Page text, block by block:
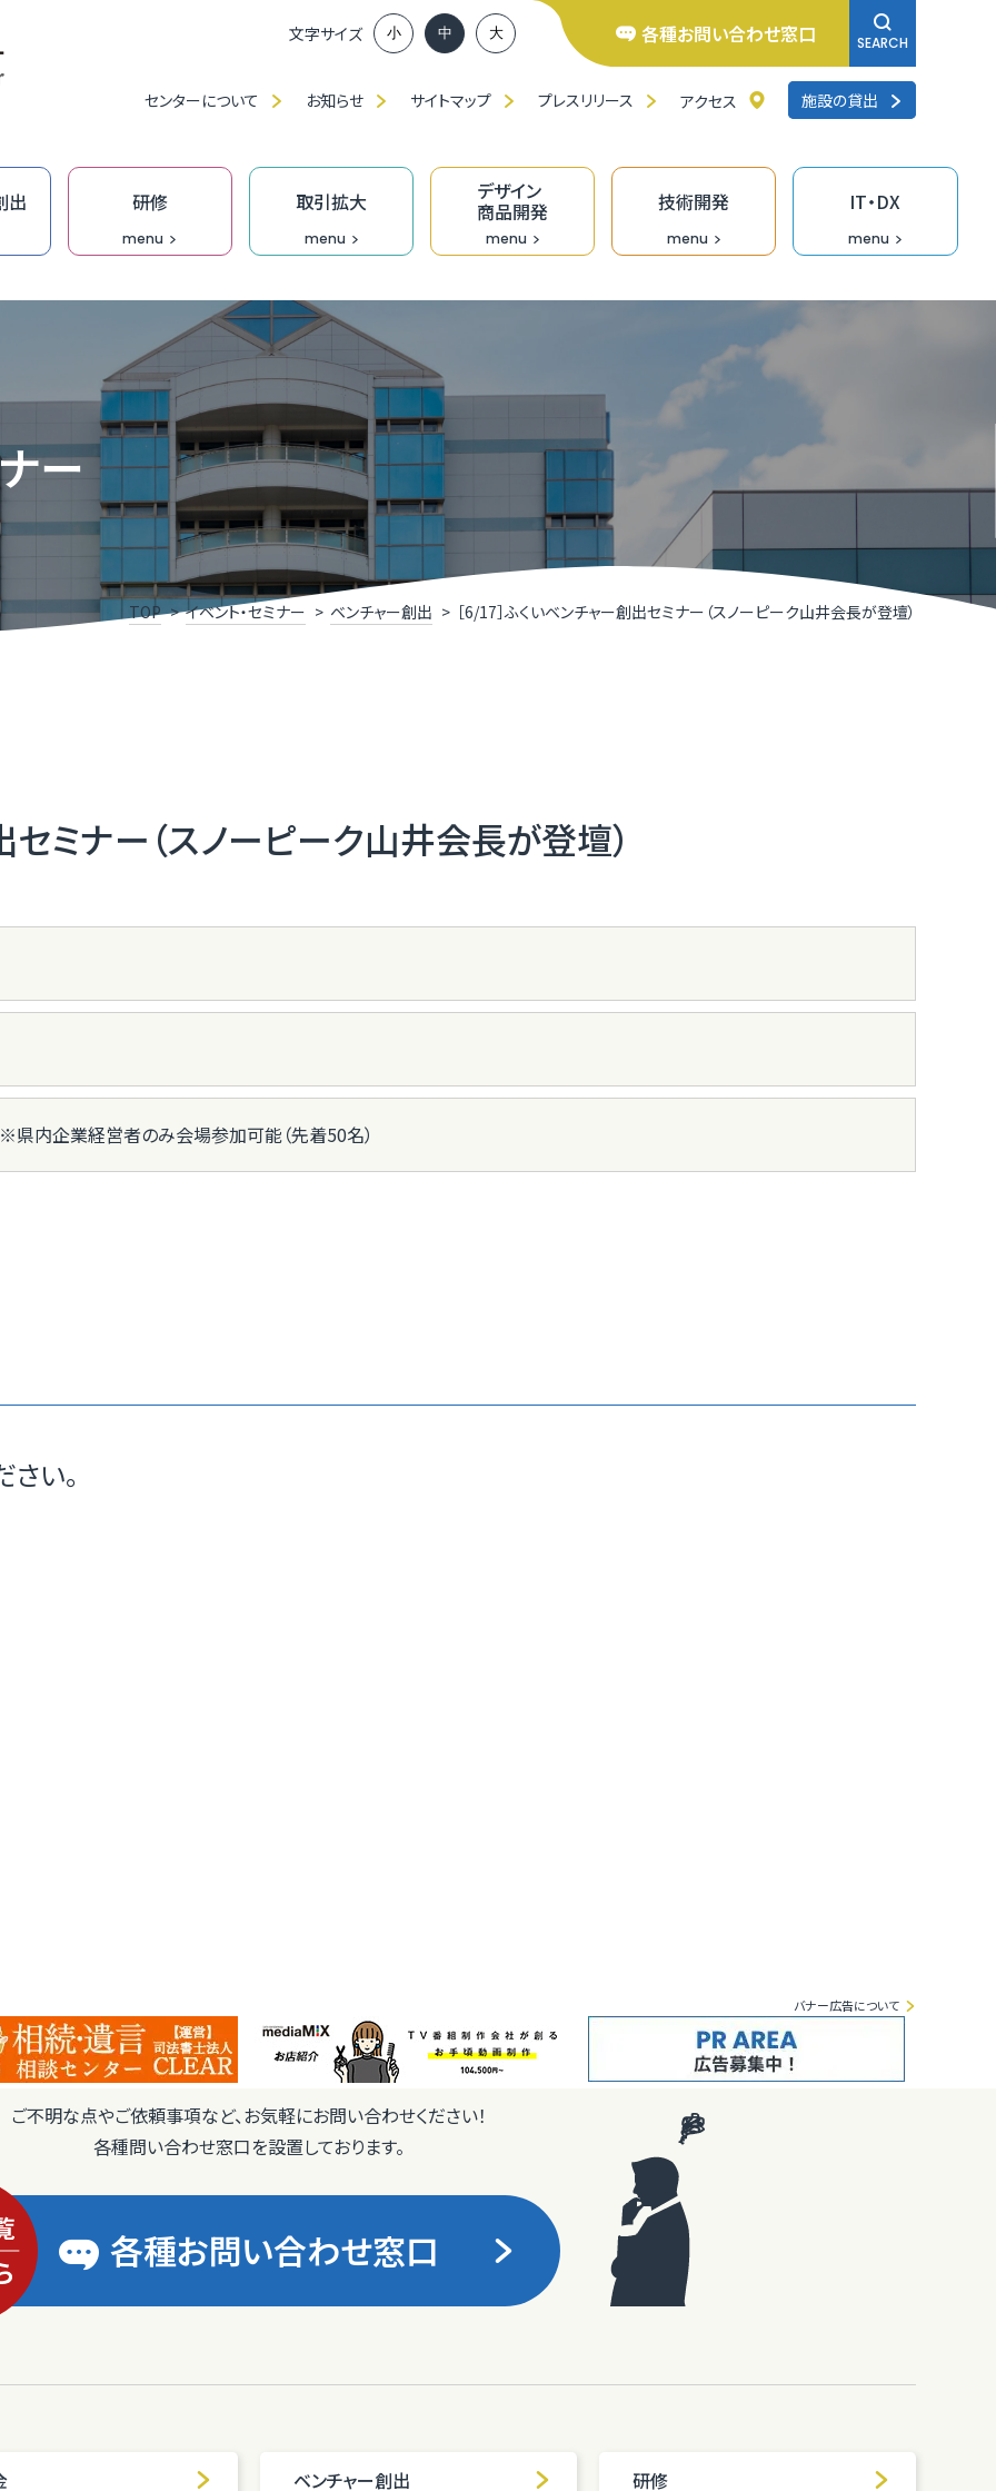
文字サイズ 小 中 大 各種お問い合わせ窓口 SEARCH
センターについて お知らせ サイトマップ プレスリリース アクセス 施設の貸出
派遣 無料IT相談窓口
派遣事業 企業診断・コンサルティング
こみ寺 PR TIMESによるニュースリリース支援
ップに向けた課題解決応援事業助成金
活性化事業（成長支援）助成金 過去の採択者一覧
町の融資・支援制度
出
ンチャー創出プロジェクト
ャーピッチ ふくい創業活性化事業（成長支援）助成金
向け事務所等の貸出 ［福井県］ＵＩターン創業補助金
研修
menu
」・「職種別／業種別」研修（中産大）
イド研修 ものづくり企業の生産性向上支援
し支援
オンデマンド型リスキリング促進支援（Udemy
Business）
スクール
取引拡大
menu
デザイン
商品開発
menu
研修 デザイン情報提供
エイティブホーム Cream（クリーム）
技術開発
menu
イノベーション推進部賛助会員、
技術情報誌「テクノふくい」
プンイノベーション推進機構 成長産業分野の開発・売込支援事業
開発リンク集
IT・DX
menu
談窓口 DX専門家派遣事業
プロジェクト支援事業［実行支援］ 伴走型ＤＸ戦略策定支援事業［戦略策定］
事例集
推進宣言企業」登録企業・団体のご紹介 ふくいソフトウェアコンペティション
推進ラボ ふくいDXスクール（令和７年度で終了しました）
ー
TOP イベント・セミナー ベンチャー創出 ［6/17］ふくいベンチャー創出セミナー（スノーピーク山井会長が登壇）
セミナー（スノーピーク山井会長が登壇）
※県内企業経営者のみ会場参加可能（先着50名）
い。
バナー広告について
ご不明な点やご依頼事項など、お気軽にお問い合わせください！
各種問い合わせ窓口を設置しております。
各種お問い合わせ窓口
ベンチャー創出 研修